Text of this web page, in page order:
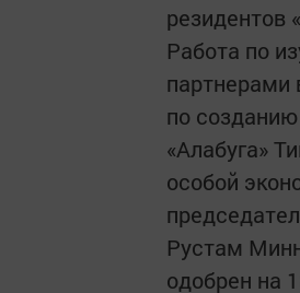
резидентов
Работа по
партнерами
по
«Алабуга»
особой
Рустам
одобрен на